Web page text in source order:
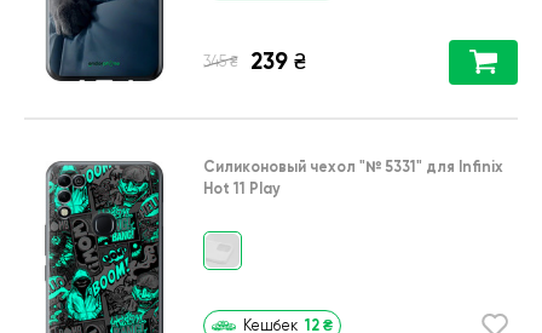
345 ₴ 239 ₴
Силиконовый чехол "№ 5331" для Infinix
Hot 11 Play
Кешбек 12 ₴